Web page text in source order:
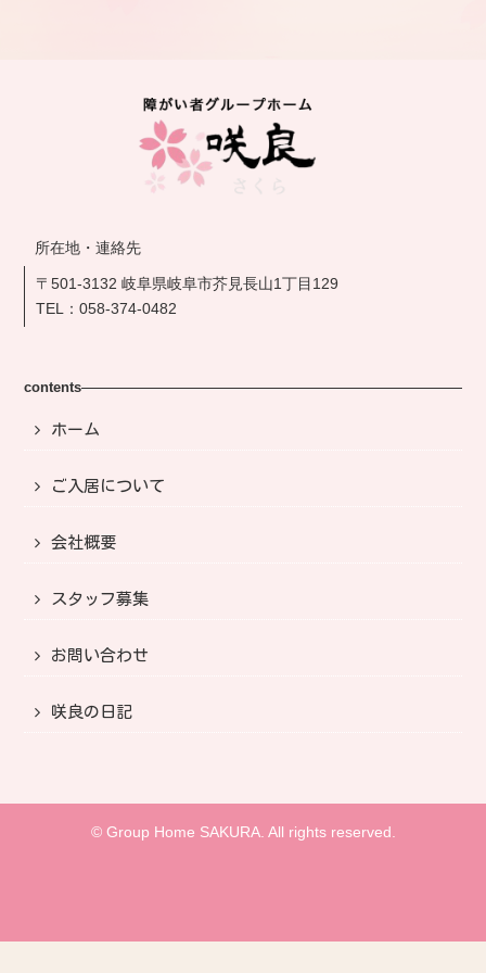
所在地・連絡先
〒501-3132 岐阜県岐阜市芥見長山1丁目129
TEL：058-374-0482
contents
ホーム
ご入居について
会社概要
スタッフ募集
お問い合わせ
咲良の日記
© Group Home SAKURA. All rights reserved.